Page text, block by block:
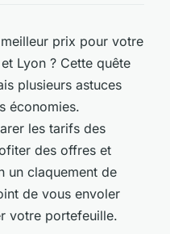
prix pour votre
Lyon ? Cette quête
plusieurs astuces
économies.
les tarifs des
des offres et
un claquement de
de vous envoler
votre portefeuille.